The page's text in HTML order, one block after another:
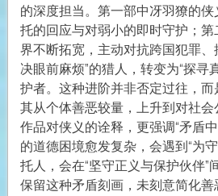
的深度担当。第一部中冴羽獠的
托的回应与对弱小的即时守护；
界不断拓宽，主动对抗跨国犯罪、
决眼前麻烦”的猎人，转变为“探寻
护者。这种进阶并非否定过往，
其从个体善恶较量，上升到对社会
作品对侠义的诠释，更强调“矛盾
的道德困境愈发复杂，会遇到“为
托人，会在“坚守正义与保护伙伴”
保留这种矛盾刻画，未刻意简化